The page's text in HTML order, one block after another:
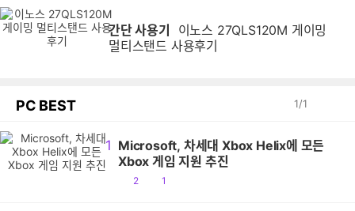
간단 사용기
멀티스탠드 사용후기
PC BEST 1/1
1 Microsoft, 차세대 Xbox Helix에 모든
Xbox 게임 지원 추진
공
2
댓1